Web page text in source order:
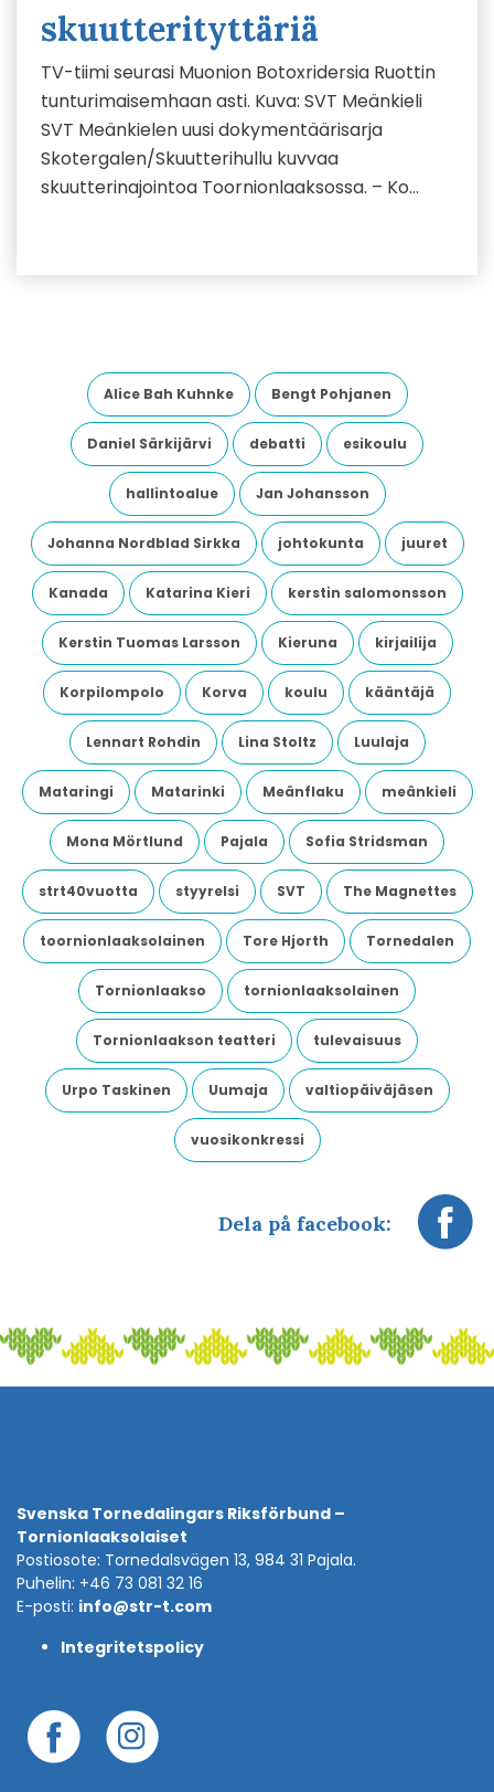
skuutterityttäriä
TV-tiimi seurasi Muonion Botoxridersia Ruottin
tunturimaisemhaan asti. Kuva: SVT Meänkieli
SVT Meänkielen uusi dokymentäärisarja
Skotergalen/Skuutterihullu kuvvaa
skuutterinajointoa Toornionlaaksossa. – Ko…
Alice Bah Kuhnke Bengt Pohjanen
Daniel Särkijärvi debatti esikoulu
hallintoalue Jan Johansson
Johanna Nordblad Sirkka johtokunta juuret
Kanada Katarina Kieri kerstin salomonsson
Kerstin Tuomas Larsson Kieruna kirjailija
Korpilompolo Korva koulu kääntäjä
Lennart Rohdin Lina Stoltz Luulaja
Mataringi Matarinki Meänflaku meänkieli
Mona Mörtlund Pajala Sofia Stridsman
strt40vuotta styyrelsi SVT The Magnettes
toornionlaaksolainen Tore Hjorth Tornedalen
Tornionlaakso tornionlaaksolainen
Tornionlaakson teatteri tulevaisuus
Urpo Taskinen Uumaja valtiopäiväjäsen
vuosikonkressi
Dela på facebook:
Svenska Tornedalingars Riksförbund –
Tornionlaaksolaiset
Postiosote: Tornedalsvägen 13, 984 31 Pajala.
Puhelin: +46 73 081 32 16
E-posti: info@str-t.com
Integritetspolicy